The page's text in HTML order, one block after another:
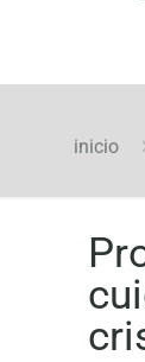
inicio